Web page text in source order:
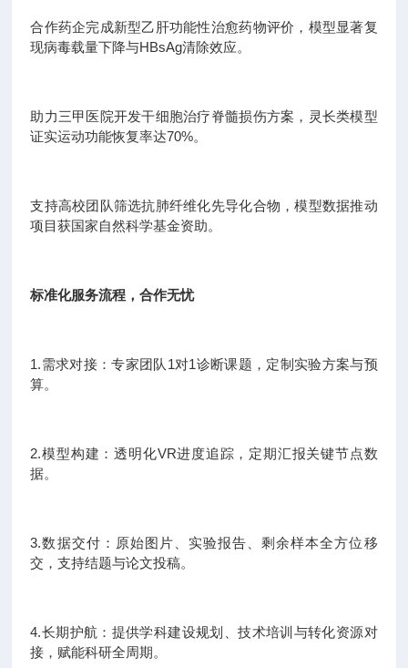
合作药企完成新型乙肝功能性治愈药物评价，模型显著复
现病毒载量下降与HBsAg清除效应。
助力三甲医院开发干细胞治疗脊髓损伤方案，灵长类模型
证实运动功能恢复率达70%。
支持高校团队筛选抗肺纤维化先导化合物，模型数据推动
项目获国家自然科学基金资助。
标准化服务流程，合作无忧
1.需求对接：专家团队1对1诊断课题，定制实验方案与预
算。
2.模型构建：透明化VR进度追踪，定期汇报关键节点数
据。
3.数据交付：原始图片、实验报告、剩余样本全方位移
交，支持结题与论文投稿。
4.长期护航：提供学科建设规划、技术培训与转化资源对
接，赋能科研全周期。